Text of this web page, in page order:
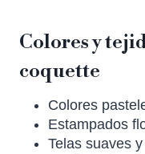
Colores y
coquette
Colores
Estampados
Telas suaves